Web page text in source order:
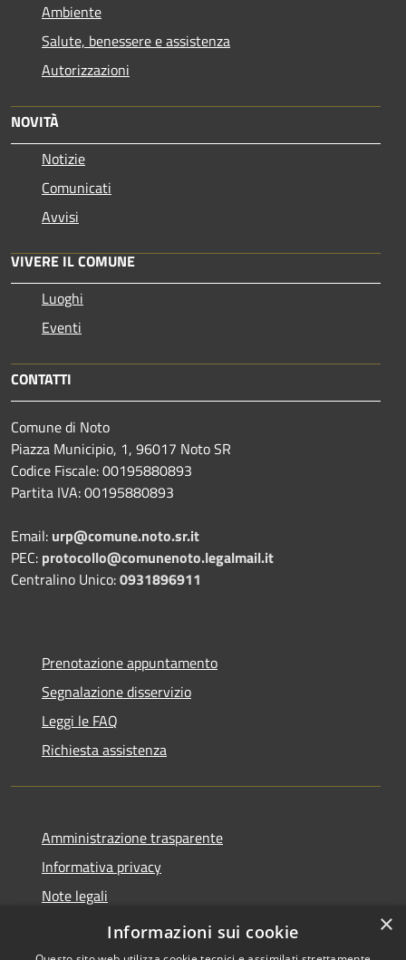
Ambiente
Salute, benessere e assistenza
Autorizzazioni
NOVITÀ
Notizie
Comunicati
Avvisi
VIVERE IL COMUNE
Luoghi
Eventi
CONTATTI
Comune di Noto
Piazza Municipio, 1, 96017 Noto SR
Codice Fiscale: 00195880893
Partita IVA: 00195880893
Email: urp@comune.noto.sr.it
PEC: protocollo@comunenoto.legalmail.it
Centralino Unico:0931896911
Prenotazione appuntamento
Segnalazione disservizio
Leggi le FAQ
Richiesta assistenza
Amministrazione trasparente
Informativa privacy
Note legali
Dichiarazione di accessibilità
×
Informazioni sui cookie